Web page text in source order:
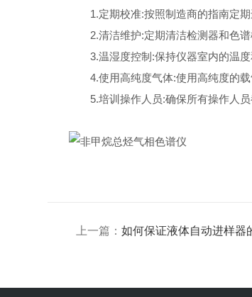
1.定期校准:按照制造商的指南定期
2.清洁维护:定期清洁检测器和色谱
3.温湿度控制:保持仪器室内的温度
4.使用高纯度气体:使用高纯度的载
5.培训操作人员:确保所有操作人员
上一篇：如何保证液体自动进样器